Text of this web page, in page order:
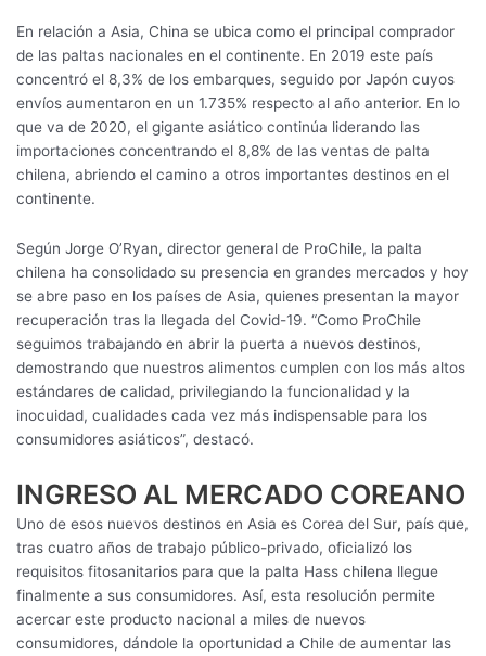
En relación a Asia, China se ubica como el principal comprador
de las paltas nacionales en el continente. En 2019 este país
concentró el 8,3% de los embarques, seguido por Japón cuyos
envíos aumentaron en un 1.735% respecto al año anterior. En lo
que va de 2020, el gigante asiático continúa liderando las
importaciones concentrando el 8,8% de las ventas de palta
chilena, abriendo el camino a otros importantes destinos en el
continente.
Según Jorge O’Ryan, director general de ProChile, la palta
chilena ha consolidado su presencia en grandes mercados y hoy
se abre paso en los países de Asia, quienes presentan la mayor
recuperación tras la llegada del Covid-19. “Como ProChile
seguimos trabajando en abrir la puerta a nuevos destinos,
demostrando que nuestros alimentos cumplen con los más altos
estándares de calidad, privilegiando la funcionalidad y la
inocuidad, cualidades cada vez más indispensable para los
consumidores asiáticos”, destacó.
INGRESO AL MERCADO COREANO
Uno de esos nuevos destinos en Asia es Corea del Sur, país que,
tras cuatro años de trabajo público-privado, oficializó los
requisitos fitosanitarios para que la palta Hass chilena llegue
finalmente a sus consumidores. Así, esta resolución permite
acercar este producto nacional a miles de nuevos
consumidores, dándole la oportunidad a Chile de aumentar las